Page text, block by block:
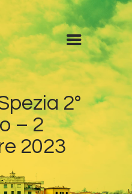
2°
– 2
2023